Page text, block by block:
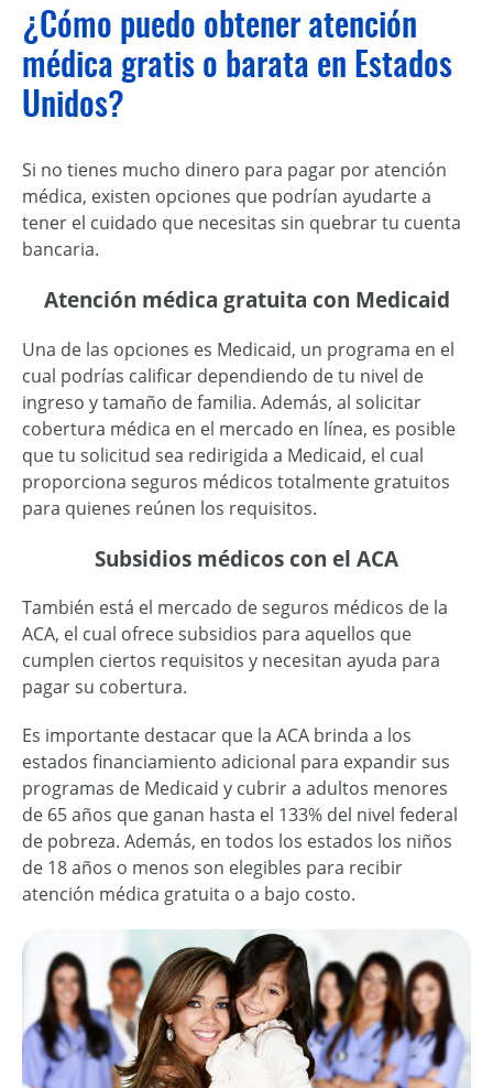
¿Cómo puedo obtener atención
médica gratis o barata en Estados
Unidos?
Si no tienes mucho dinero para pagar por atención
médica, existen opciones que podrían ayudarte a
tener el cuidado que necesitas sin quebrar tu cuenta
bancaria.
Atención médica gratuita con Medicaid
Una de las opciones es Medicaid, un programa en el
cual podrías calificar dependiendo de tu nivel de
ingreso y tamaño de familia. Además, al solicitar
cobertura médica en el mercado en línea, es posible
que tu solicitud sea redirigida a Medicaid, el cual
proporciona seguros médicos totalmente gratuitos
para quienes reúnen los requisitos.
Subsidios médicos con el ACA
También está el mercado de seguros médicos de la
ACA, el cual ofrece subsidios para aquellos que
cumplen ciertos requisitos y necesitan ayuda para
pagar su cobertura.
Es importante destacar que la ACA brinda a los
estados financiamiento adicional para expandir sus
programas de Medicaid y cubrir a adultos menores
de 65 años que ganan hasta el 133% del nivel federal
de pobreza. Además, en todos los estados los niños
de 18 años o menos son elegibles para recibir
atención médica gratuita o a bajo costo.